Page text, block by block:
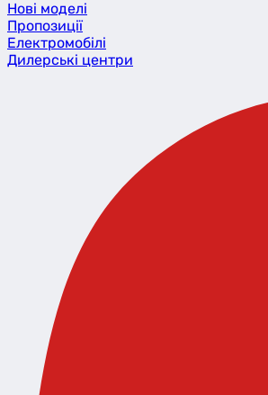
Нові моделі
Пропозиції
Eлектромобілі
Дилерські центри